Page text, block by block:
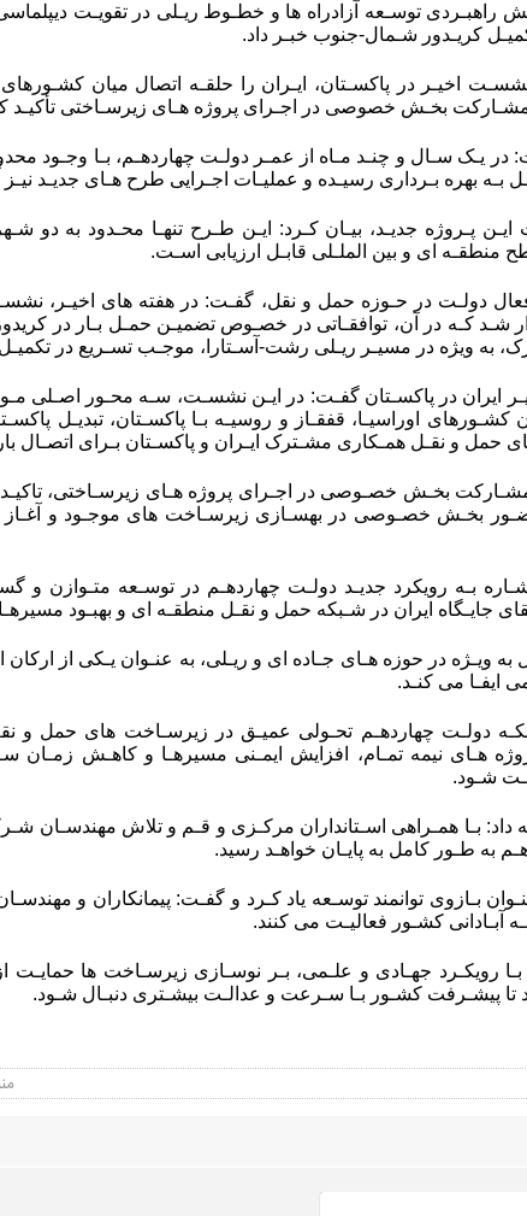
راهبـردی توسـعه آزادراه ها و خطـوط ریـلی در تقویـت
کریـدور شـمال-جنوب خبـر داد.
اخیـر در پاکسـتان، ایـران را حلقـه اتصال میان کشـورهای
بخـش خصوصی در اجـرای پروژه هـای زیرسـاختی تأکیـد
یـک سـال و چنـد مـاه از عمـر دولـت چهاردهـم، بـا وجـود
بـه بهره بـرداری رسیـده و عملیـات اجـرایی طرح هـای جدیـد
پـروژه جدیـد، بیـان کـرد: ایـن طـرح تنهـا محـدود به دو
منطقـه ای و بین الملـلی قابـل ارزیابی اسـت.
دولـت در حـوزه حمل و نقل، گفـت: در هفته های اخیـر،
شـد کـه در آن، توافقـاتی در خصـوص تضمیـن حمـل بـار در
به ویژه در مسیـر ریـلی رشت-آسـتارا، موجـب تسـریع در
ایران در پاکسـتان گفـت: در ایـن نشسـت، سـه محـور اصـلی
اوراسیـا، قفقـاز و روسیـه بـا پاکسـتان، تبدیـل
حمل و نقـل همـکاری مشـترک ایـران و پاکسـتان بـرای اتصـال
بخـش خصـوصی در اجـرای پروژه هـای زیرسـاختی، تاکیـد
بخـش خصـوصی در بهسـازی زیرسـاخت های موجـود و آغـاز
بـه رویکرد جدیـد دولـت چهاردهـم در توسـعه متـوازن و
جایـگاه ایران در شـبکه حمل و نقـل منطقـه ای و بهبـود
ویـژه در حوزه هـای جـاده ای و ریـلی، به عنـوان یـکی از
ایفـا می کنـد.
دولـت چهاردهـم تحـولی عمیـق در زیرسـاخت های حمل و
هـای نیمه تمـام، افزایش ایمـنی مسیرهـا و کاهـش زمـان
شـود.
داد: بـا همـراهی اسـتانداران مرکـزی و قـم و تلاش
به طـور کامل به پایـان خواهـد رسید.
بـازوی توانمند توسـعه یاد کـرد و گفـت: پیمانکاران و
آبـادانی کشـور فعالیـت می کنند.
رویکـرد جهـادی و علـمی، بـر نوسـازی زیرسـاخت ها حمایـت
تا پیشـرفت کشـور بـا سـرعت و عدالـت بیشـتری دنبـال شـود.